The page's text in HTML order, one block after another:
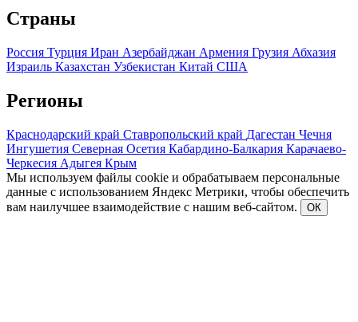
Страны
Россия Турция Иран Азербайджан Армения Грузия Абхазия
Израиль Казахстан Узбекистан Китай США
Регионы
Краснодарский край Ставропольский край Дагестан Чечня
Ингушетия Северная Осетия Кабардино-Балкария Карачаево-
Черкесия Адыгея Крым
Мы используем файлы cookie и обрабатываем персональные
данные с использованием Яндекс Метрики, чтобы обеспечить
вам наилучшее взаимодействие с нашим веб-сайтом.
ОК